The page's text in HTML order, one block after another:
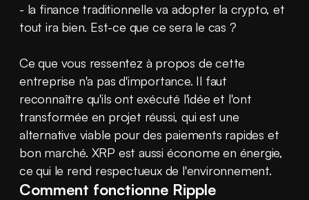
- la finance traditionnelle va adopter la crypto, et
tout ira bien. Est-ce que ce sera le cas ?
Ce que vous ressentez à propos de cette
entreprise n'a pas d'importance. Il faut
reconnaître qu'ils ont exécuté l'idée et l'ont
transformée en projet réussi, qui est une
alternative viable pour des paiements rapides et
bon marché. XRP est aussi économe en énergie,
ce qui le rend respectueux de l'environnement.
Comment fonctionne Ripple